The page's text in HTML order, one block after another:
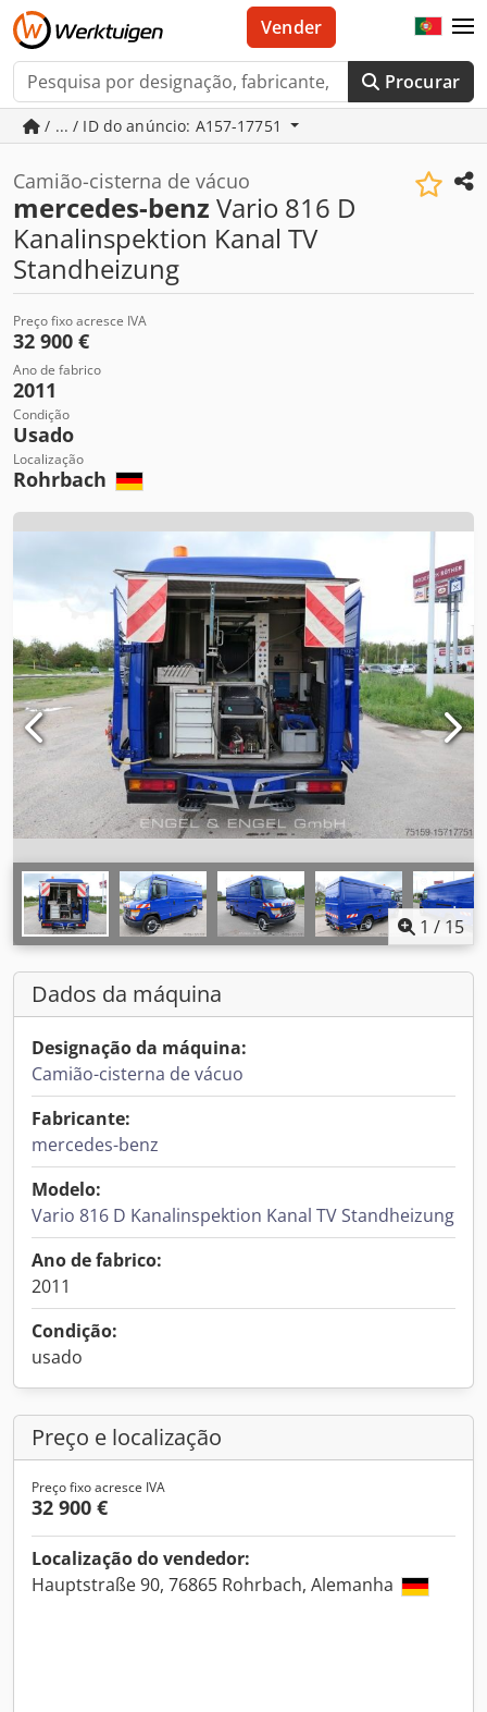
Procurar
Vender
/ ... / ID do anúncio: A157-17751
Camião-cisterna de vácuo
mercedes-benz Vario 816 D
Kanalinspektion Kanal TV
Standheizung
Preço fixo acresce IVA
32 900 €
Ano de fabrico
2011
Condição
Usado
Localização
Rohrbach
1 / 15
Dados da máquina
Designação da máquina:
Camião-cisterna de vácuo
Fabricante:
mercedes-benz
Modelo:
Vario 816 D Kanalinspektion Kanal TV Standheizung
Ano de fabrico:
2011
Condição:
usado
Preço e localização
Preço fixo acresce IVA
32 900 €
Localização do vendedor:
Hauptstraße 90, 76865 Rohrbach, Alemanha